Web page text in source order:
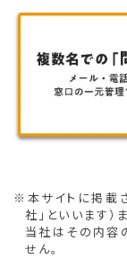
※本サイトに掲載
社」といいます
当社はその内容
せん。